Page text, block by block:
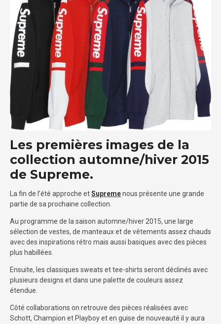
Les premières images de la
collection automne/hiver 2015
de Supreme.
La fin de l’été approche etSupremenous présente une grande
partie de sa prochaine collection.
Au programme de la saison automne/hiver 2015, une large
sélection de vestes, de manteaux et de vêtements assez chauds
avec des inspirations rétro mais aussi basiques avec des pièces
plus habillées.
Ensuite, les classiques sweats et tee-shirts seront déclinés avec
plusieurs designs et dans une palette de couleurs assez
étendue.
Côté collaborations on retrouve des pièces réalisées avec
Schott, Champion et Playboy et en guise de nouveauté il y aura